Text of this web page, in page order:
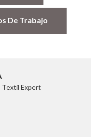
De Trabajo
Textil Expert